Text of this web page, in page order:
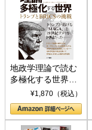
地政学理論で読む
多極化する世界：
トランプとBRICS
の挑戦
¥1,870（税込）